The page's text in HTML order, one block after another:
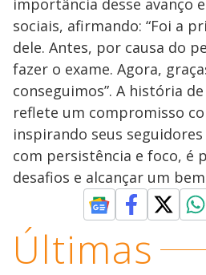
importância desse avanço
sociais, afirmando: “Foi a
dele. Antes, por causa do
fazer o exame. Agora,
conseguimos”. A história de
reflete um compromisso
inspirando seus
com persistência e foco, é
desafios e alcançar um
Últimas